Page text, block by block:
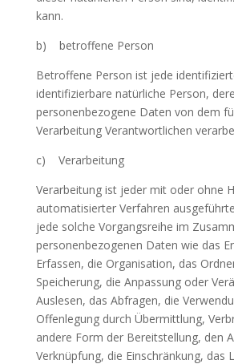
kann.
b) betroffene Person
Betroffene Person ist jede
identifizierbare natürliche Person,
personenbezogene Daten von dem
Verarbeitung Verantwortlichen
c) Verarbeitung
Verarbeitung ist jeder mit oder ohne
automatisierter Verfahren
jede solche Vorgangsreihe im
personenbezogenen Daten wie das
Erfassen, die Organisation, das
Speicherung, die Anpassung oder
Auslesen, das Abfragen, die
Offenlegung durch Übermittlung,
andere Form der Bereitstellung, den
Verknüpfung, die Einschränkung, das